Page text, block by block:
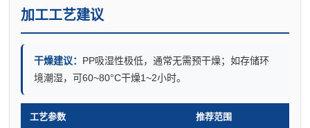
加工工艺建议
干燥建议： PP吸湿性极低，通常无需预干燥；如存储环
境潮湿，可60~80°C干燥1~2小时。
工艺参数 推荐范围